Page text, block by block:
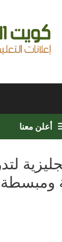
أعلن معنا
ومبسطة